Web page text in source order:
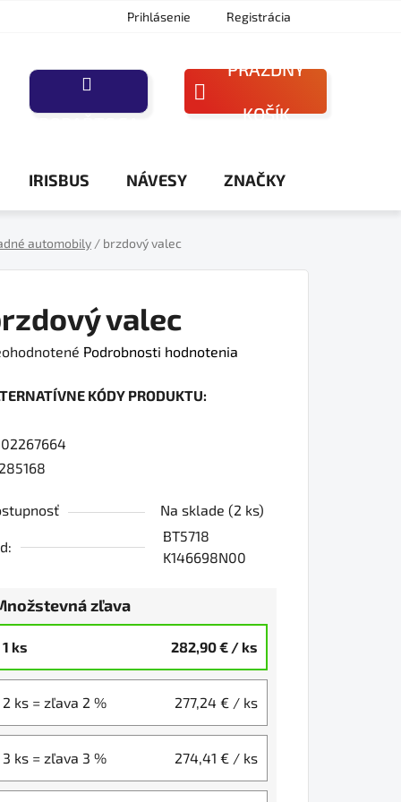
Prihlásenie Registrácia
NÁKUPNÝ
PRÁZDNY
KOŠÍK
IRISBUS NÁVESY ZNAČKY
automobily / brzdový valec
valec
Podrobnosti hodnotenia
KÓDY PRODUKTU:
Na sklade (2 ks)
BT5718
K146698N00
zľava
1 ks 282,90 € / ks
2 ks = zľava 2 % 277,24 € / ks
3 ks = zľava 3 % 274,41 € / ks